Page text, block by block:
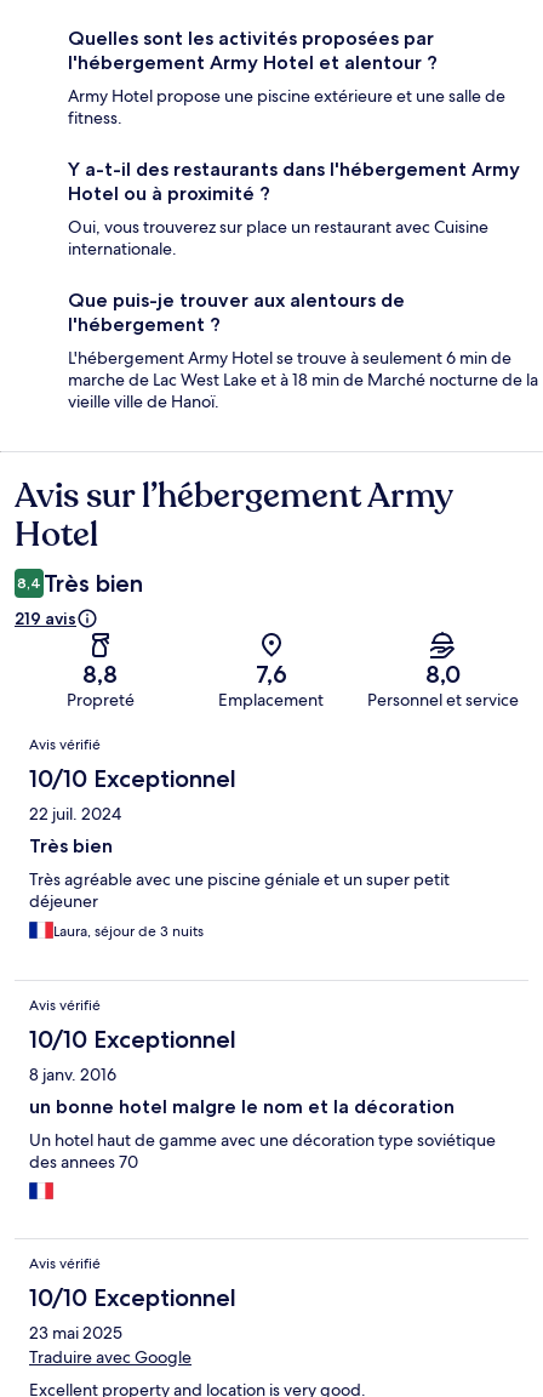
Quelles sont les activités proposées par
l'hébergement Army Hotel et alentour ?
Army Hotel propose une piscine extérieure et une salle de
fitness.
Y a-t-il des restaurants dans l'hébergement Army
Hotel ou à proximité ?
Oui, vous trouverez sur place un restaurant avec Cuisine
internationale.
Que puis-je trouver aux alentours de
l'hébergement ?
L'hébergement Army Hotel se trouve à seulement 6 min de
marche de Lac West Lake et à 18 min de Marché nocturne de la
vieille ville de Hanoï.
Avis
Avis sur l’hébergement Army
Hotel
8,4 Très bien
219 avis
8,8
Propreté
7,6
Emplacement
8,0
Personnel et service
Avis
Avis vérifié
10/10 Exceptionnel
22 juil. 2024
Très bien
Très agréable avec une piscine géniale et un super petit
déjeuner
Laura, séjour de 3 nuits
Avis vérifié
10/10 Exceptionnel
8 janv. 2016
un bonne hotel malgre le nom et la décoration
Un hotel haut de gamme avec une décoration type soviétique
des annees 70
Avis vérifié
10/10 Exceptionnel
23 mai 2025
Traduire avec Google
Excellent property and location is very good.